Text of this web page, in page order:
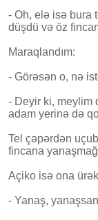
- Oh, elə isə bura
düşdü və öz
Maraqlandım:
- Görəsən o, nə
- Deyir ki, meylim
adam yerinə də
Tel çəpərdən
fincana
Açiko isə ona
- Yanaş,